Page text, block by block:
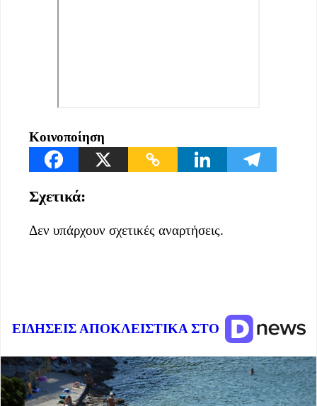
Κοινοποίηση
Σχετικά:
Δεν υπάρχουν σχετικές αναρτήσεις.
ΕΙΔΗΣΕΙΣ ΑΠΟΚΛΕΙΣΤΙΚΑ ΣΤΟ